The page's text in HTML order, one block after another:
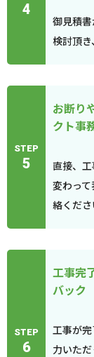
4
御見積
検討頂き
STEP
5
お断り
クト事
直接、
変わっ
絡くださ
STEP
6
工事完
バック
工事が
力いた